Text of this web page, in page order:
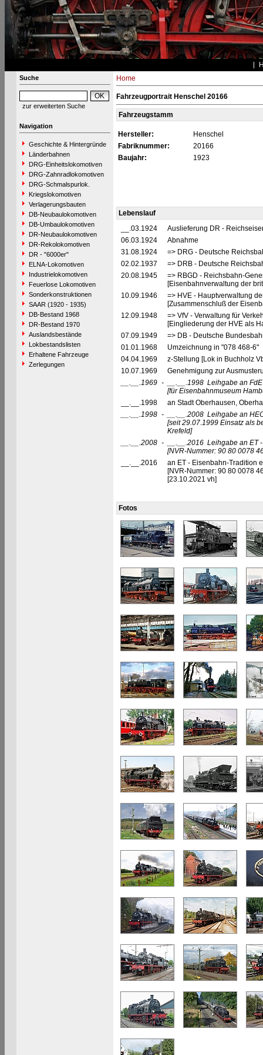
Suche
zur erweiterten Suche
Navigation
Geschichte & Hintergründe
Länderbahnen
DRG-Einheitslokomotiven
DRG-Zahnradlokomotiven
DRG-Schmalspurlok.
Kriegslokomotiven
Verlagerungsbauten
DB-Neubaulokomotiven
DB-Umbaulokomotiven
DR-Neubaulokomotiven
DR-Rekolokomotiven
DR - "6000er"
ELNA-Lokomotiven
Industrielokomotiven
Feuerlose Lokomotiven
Sonderkonstruktionen
SAAR (1920 - 1935)
DB-Bestand 1968
DR-Bestand 1970
Auslandsbestände
Lokbestandslisten
Erhaltene Fahrzeuge
Zerlegungen
Home
Fahrzeugportrait Henschel 20166
Fahrzeugstamm
Hersteller:
Henschel
Fabriknummer:
20166
Baujahr:
1923
Lebenslauf
__.03.1924
Auslieferung DR -
06.03.1924
Abnahme
31.08.1924
=> DRG - Deutsche
02.02.1937
=> DRB - Deutsche
20.08.1945
=> RBGD - Reichsbahn-
[Eisenbahnverwaltung der
10.09.1946
=> HVE - Hauptverwaltung
[Zusammenschluß der
12.09.1948
=> VfV - Verwaltung für
[Eingliederung der HVE als
07.09.1949
=> DB - Deutsche
01.01.1968
Umzeichnung in "078 468-6"
04.04.1969
z-Stellung [Lok in Buchholz
10.07.1969
Genehmigung zur
__.__.1969 - __.__.1998 Leihgabe an
[für Eisenbahnmuseum
__.__.1998
an Stadt Oberhausen,
__.__.1998 - __.__.2008 Leihgabe an
[seit 29.07.1999 Einsatz als
Krefeld]
__.__.2008 - __.__.2016 Leihgabe an ET
[NVR-Nummer: 90 80 0078
__.__.2016
an ET - Eisenbahn-Tradition
[NVR-Nummer: 90 80 0078
[23.10.2021 vh]
Fotos